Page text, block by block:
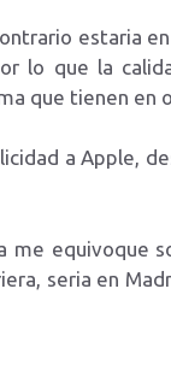
estaria
lo que la
que tienen en
a Apple,
me equivoque
seria en